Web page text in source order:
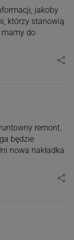
jakoby
którzy stanowią
mamy do
share
remont.
będzie
nowa nakładka
share